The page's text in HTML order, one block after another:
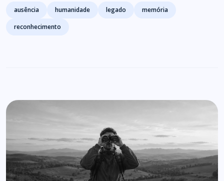
Tags
ausência humanidade legado
memória
reconhecimento